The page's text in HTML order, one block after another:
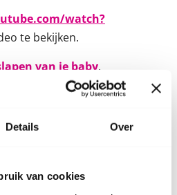
Details Over
van cookies
watch?
te bekijken.
van je baby.
voor honger?
laat hij of zij dat merken. Je